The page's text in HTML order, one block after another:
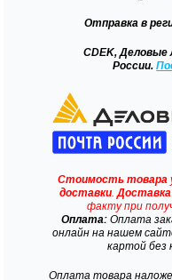
Отправка в
CDEK, Деловые
России.
Стоимость товара
доставки .Доставка
факту при
Оплата: Оплата
онлайн на нашем
картой без
Оплата товара